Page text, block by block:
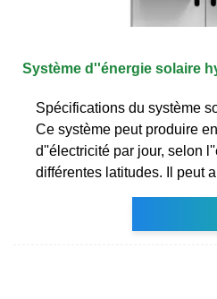
Système d''énergie solaire
Spécifications du système
Ce système peut produire
d''électricité par jour, selon
différentes latitudes. Il peut